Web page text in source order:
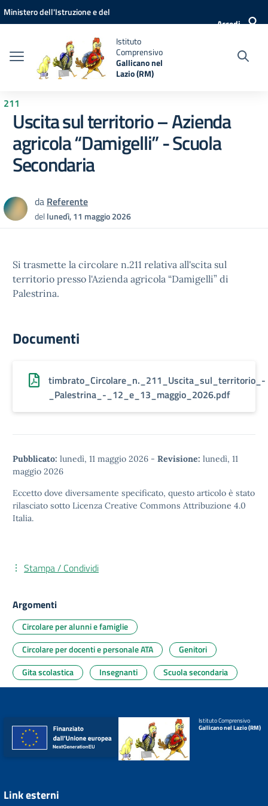
Vai ai contenuti
Vai al menu di navigazione
Vai al footer
Ministero dell'Istruzione e del
Accedi
Istituto
Comprensivo
Gallicano nel
Lazio (RM)
211
Uscita sul territorio – Azienda
agricola “Damigelli” - Scuola
Secondaria
da Referente
dellunedì, 11 maggio 2026
Si trasmette la circolare n.211 relativa all'scita sul
territorio presso l'Azienda agricola “Damigelli” di
Palestrina.
Documenti
timbrato_Circolare_n._211_Uscita_sul_territorio_-
_Palestrina_-_12_e_13_maggio_2026.pdf
Pubblicato: lunedì, 11 maggio 2026 - Revisione: lunedì, 11
maggio 2026
Eccetto dove diversamente specificato, questo articolo è stato
rilasciato sotto Licenza Creative Commons Attribuzione 4.0
Italia.
Stampa / Condividi
Argomenti
Circolare per alunni e famiglie
Circolare per docenti e personale ATA
Genitori
Gita scolastica
Insegnanti Scuola secondaria
Istituto Comprensivo
Gallicano nel Lazio (RM)
Link esterni